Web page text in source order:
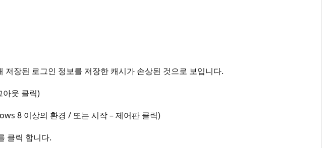
장된 로그인 정보를 저장한 캐시가 손상된 것으로 보입니다.
아웃 클릭)
8 이상의 환경 / 또는 시작 – 제어판 클릭)
클릭 합니다.